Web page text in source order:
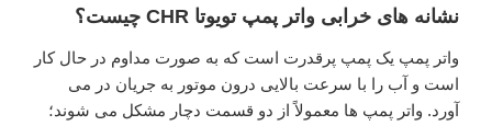
نشانه های خرابی واتر پمپ تویوتا CHR چیست؟
واتر پمپ یک پمپ پر‌قدرت است که به صورت مداوم در حال کار
است و آب را با سرعت بالایی درون موتور به جریان در می
آورد. واتر پمپ ها معمولاً از دو قسمت دچار مشکل می شوند؛